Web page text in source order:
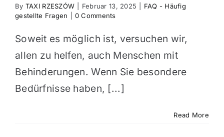
By TAXI RZESZÓW Februar 13, 2025
FAQ - Häufig
gestellte Fragen
0 Comments
Soweit es möglich ist, versuchen wir,
allen zu helfen, auch Menschen mit
Behinderungen. Wenn Sie besondere
Bedürfnisse haben, [...]
Read More